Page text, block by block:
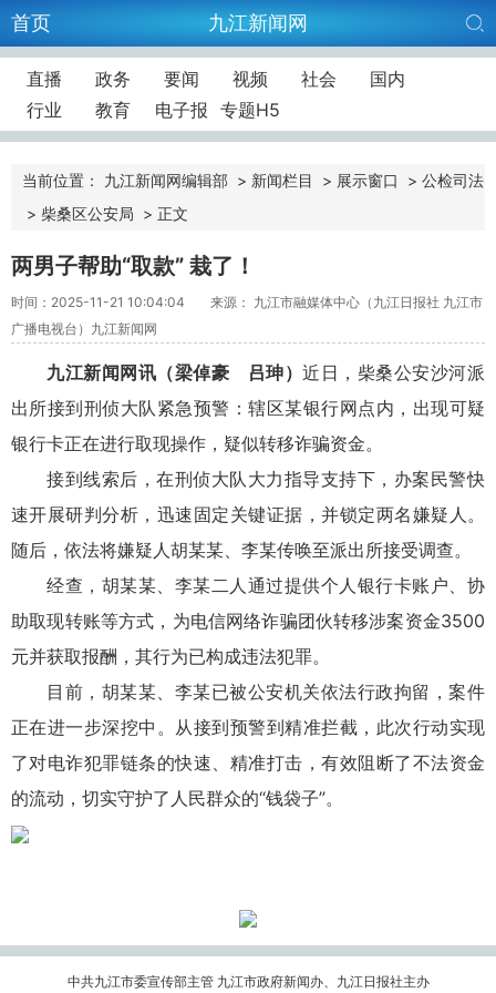
首页 九江新闻网
直播 政务 要闻 视频 社会
国内
行业
教育 电子报 专题H5
当前位置： 九江新闻网编辑部 > 新闻栏目 > 展示窗口 > 公检司法
> 柴桑区公安局 > 正文
两男子帮助“取款” 栽了！
时间：2025-11-21 10:04:04
来源： 九江市融媒体中心（九江日报社 九江市
广播电视台）九江新闻网
九江新闻网讯（梁倬豪 吕珅）近日，柴桑公安沙河派
出所接到刑侦大队紧急预警：辖区某银行网点内，出现可疑
银行卡正在进行取现操作，疑似转移诈骗资金。
接到线索后，在刑侦大队大力指导支持下，办案民警快
速开展研判分析，迅速固定关键证据，并锁定两名嫌疑人。
随后，依法将嫌疑人胡某某、李某传唤至派出所接受调查。
经查，胡某某、李某二人通过提供个人银行卡账户、协
助取现转账等方式，为电信网络诈骗团伙转移涉案资金3500
元并获取报酬，其行为已构成违法犯罪。
目前，胡某某、李某已被公安机关依法行政拘留，案件
正在进一步深挖中。从接到预警到精准拦截，此次行动实现
了对电诈犯罪链条的快速、精准打击，有效阻断了不法资金
的流动，切实守护了人民群众的“钱袋子”。
中共九江市委宣传部主管 九江市政府新闻办、九江日报社主办